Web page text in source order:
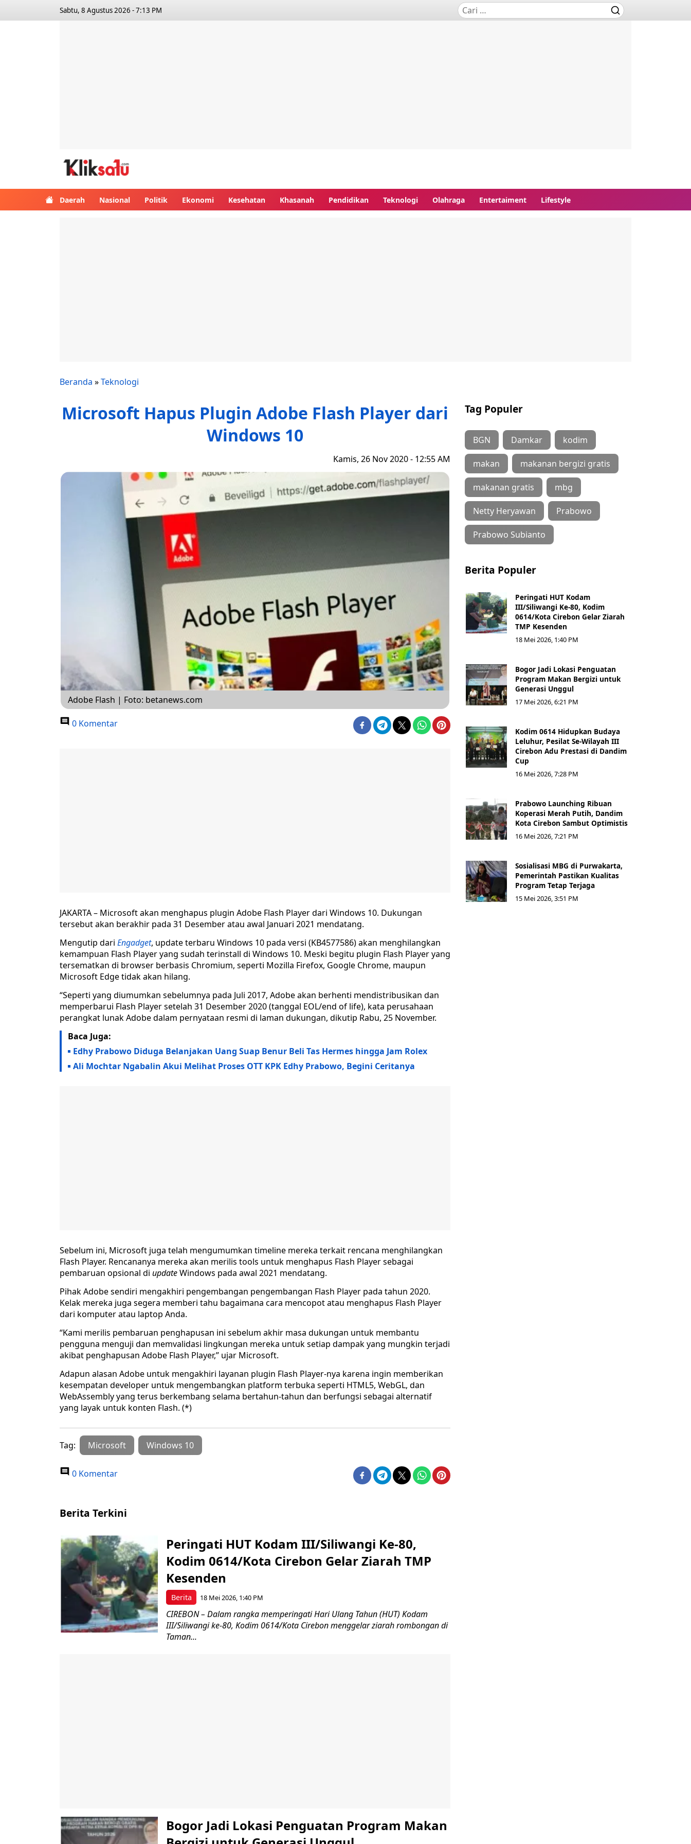
Sabtu, 8 Agustus 2026 - 7:13 PM
Daerah Nasional Politik Ekonomi Kesehatan Khasanah Pendidikan Teknologi Olahraga Entertaiment Lifestyle
Beranda »Teknologi
Microsoft Hapus Plugin Adobe Flash Player dari
Windows 10
Kamis, 26 Nov 2020 - 12:55 AM
Adobe Flash | Foto: betanews.com
0 Komentar
JAKARTA – Microsoft akan menghapus plugin Adobe Flash Player dari Windows 10. Dukungan
tersebut akan berakhir pada 31 Desember atau awal Januari 2021 mendatang.
Mengutip dari Engadget, update terbaru Windows 10 pada versi (KB4577586) akan menghilangkan
kemampuan Flash Player yang sudah terinstall di Windows 10. Meski begitu plugin Flash Player yang
tersematkan di browser berbasis Chromium, seperti Mozilla Firefox, Google Chrome, maupun
Microsoft Edge tidak akan hilang.
“Seperti yang diumumkan sebelumnya pada Juli 2017, Adobe akan berhenti mendistribusikan dan
memperbarui Flash Player setelah 31 Desember 2020 (tanggal EOL/end of life), kata perusahaan
perangkat lunak Adobe dalam pernyataan resmi di laman dukungan, dikutip Rabu, 25 November.
Baca Juga:
Edhy Prabowo Diduga Belanjakan Uang Suap Benur Beli Tas Hermes hingga Jam Rolex
Ali Mochtar Ngabalin Akui Melihat Proses OTT KPK Edhy Prabowo, Begini Ceritanya
Sebelum ini, Microsoft juga telah mengumumkan timeline mereka terkait rencana menghilangkan
Flash Player. Rencananya mereka akan merilis tools untuk menghapus Flash Player sebagai
pembaruan opsional di updateWindows pada awal 2021 mendatang.
Pihak Adobe sendiri mengakhiri pengembangan pengembangan Flash Player pada tahun 2020.
Kelak mereka juga segera memberi tahu bagaimana cara mencopot atau menghapus Flash Player
dari komputer atau laptop Anda.
“Kami merilis pembaruan penghapusan ini sebelum akhir masa dukungan untuk membantu
pengguna menguji dan memvalidasi lingkungan mereka untuk setiap dampak yang mungkin terjadi
akibat penghapusan Adobe Flash Player,” ujar Microsoft.
Adapun alasan Adobe untuk mengakhiri layanan plugin Flash Player-nya karena ingin memberikan
kesempatan developer untuk mengembangkan platform terbuka seperti HTML5, WebGL, dan
WebAssembly yang terus berkembang selama bertahun-tahun dan berfungsi sebagai alternatif
yang layak untuk konten Flash. (*)
Tag: Microsoft Windows 10
0 Komentar
Tag Populer
BGN Damkar kodim
makan makanan bergizi gratis
makanan gratis mbg
Netty Heryawan Prabowo
Prabowo Subianto
Berita Populer
Peringati HUT Kodam
III/Siliwangi Ke-80, Kodim
0614/Kota Cirebon Gelar Ziarah
TMP Kesenden
18 Mei 2026, 1:40 PM
Bogor Jadi Lokasi Penguatan
Program Makan Bergizi untuk
Generasi Unggul
17 Mei 2026, 6:21 PM
Kodim 0614 Hidupkan Budaya
Leluhur, Pesilat Se-Wilayah III
Cirebon Adu Prestasi di Dandim
Cup
16 Mei 2026, 7:28 PM
Prabowo Launching Ribuan
Koperasi Merah Putih, Dandim
Kota Cirebon Sambut Optimistis
16 Mei 2026, 7:21 PM
Sosialisasi MBG di Purwakarta,
Pemerintah Pastikan Kualitas
Program Tetap Terjaga
15 Mei 2026, 3:51 PM
Berita Terkini
Berita
Peringati HUT Kodam III/Siliwangi Ke-80,
Kodim 0614/Kota Cirebon Gelar Ziarah TMP
Kesenden
18 Mei 2026, 1:40 PM
CIREBON – Dalam rangka memperingati Hari Ulang Tahun (HUT) Kodam
III/Siliwangi ke-80, Kodim 0614/Kota Cirebon menggelar ziarah rombongan di
Taman...
Bogor Jadi Lokasi Penguatan Program Makan